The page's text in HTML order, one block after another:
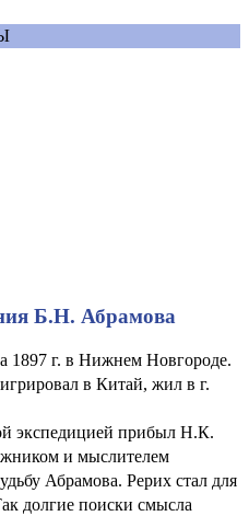
Б.Н. Абрамова
1897 г. в Нижнем Новгороде.
в Китай, жил в г.
экспедицией прибыл Н.К.
и мыслителем
Абрамова. Рерих стал для
долгие поиски смысла